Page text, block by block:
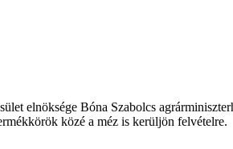
elnöksége Bóna Szabolcs
közé a méz is kerüljön felvételre.